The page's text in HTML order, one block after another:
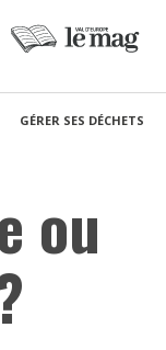
GÉRER SES DÉCHETS
ou